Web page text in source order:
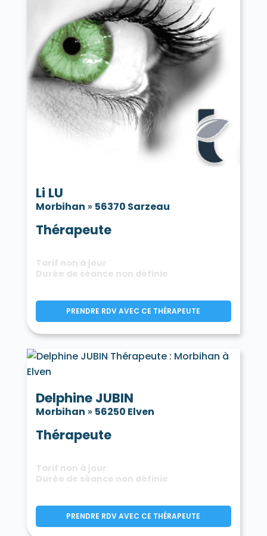
Li LU
Morbihan » 56370 Sarzeau
Thérapeute
Tarif non à jour
Durée de séance non définie
PRENDRE RDV AVEC CE THÉRAPEUTE
Delphine JUBIN
Morbihan » 56250 Elven
Thérapeute
Tarif non à jour
Durée de séance non définie
PRENDRE RDV AVEC CE THÉRAPEUTE